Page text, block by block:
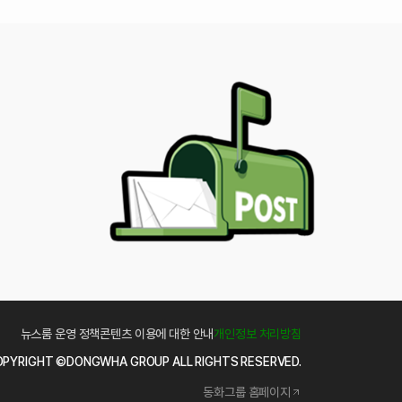
뉴스룸 운영 정책콘텐츠 이용에 대한 안내개인정보 처리방침
©DONGWHA GROUP ALL RIGHTS RESERVED.
동화그룹 홈페이지